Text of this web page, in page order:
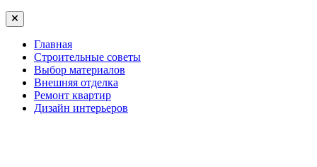
Главная
Строительные советы
Выбор материалов
Внешняя отделка
Ремонт квартир
Дизайн интерьеров